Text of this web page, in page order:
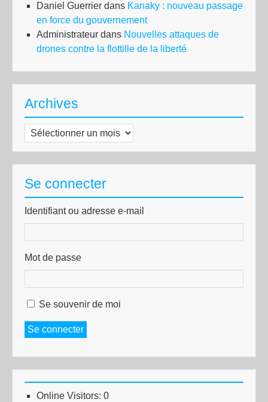
Daniel Guerrier dans Kanaky : nouveau passage
en force du gouvernement
Administrateur dans Nouvelles attaques de
drones contre la flottille de la liberté
Archives
Archives
Se connecter
Identifiant ou adresse e-mail
Mot de passe
Se souvenir de moi
Se connecter
Online Visitors: 0